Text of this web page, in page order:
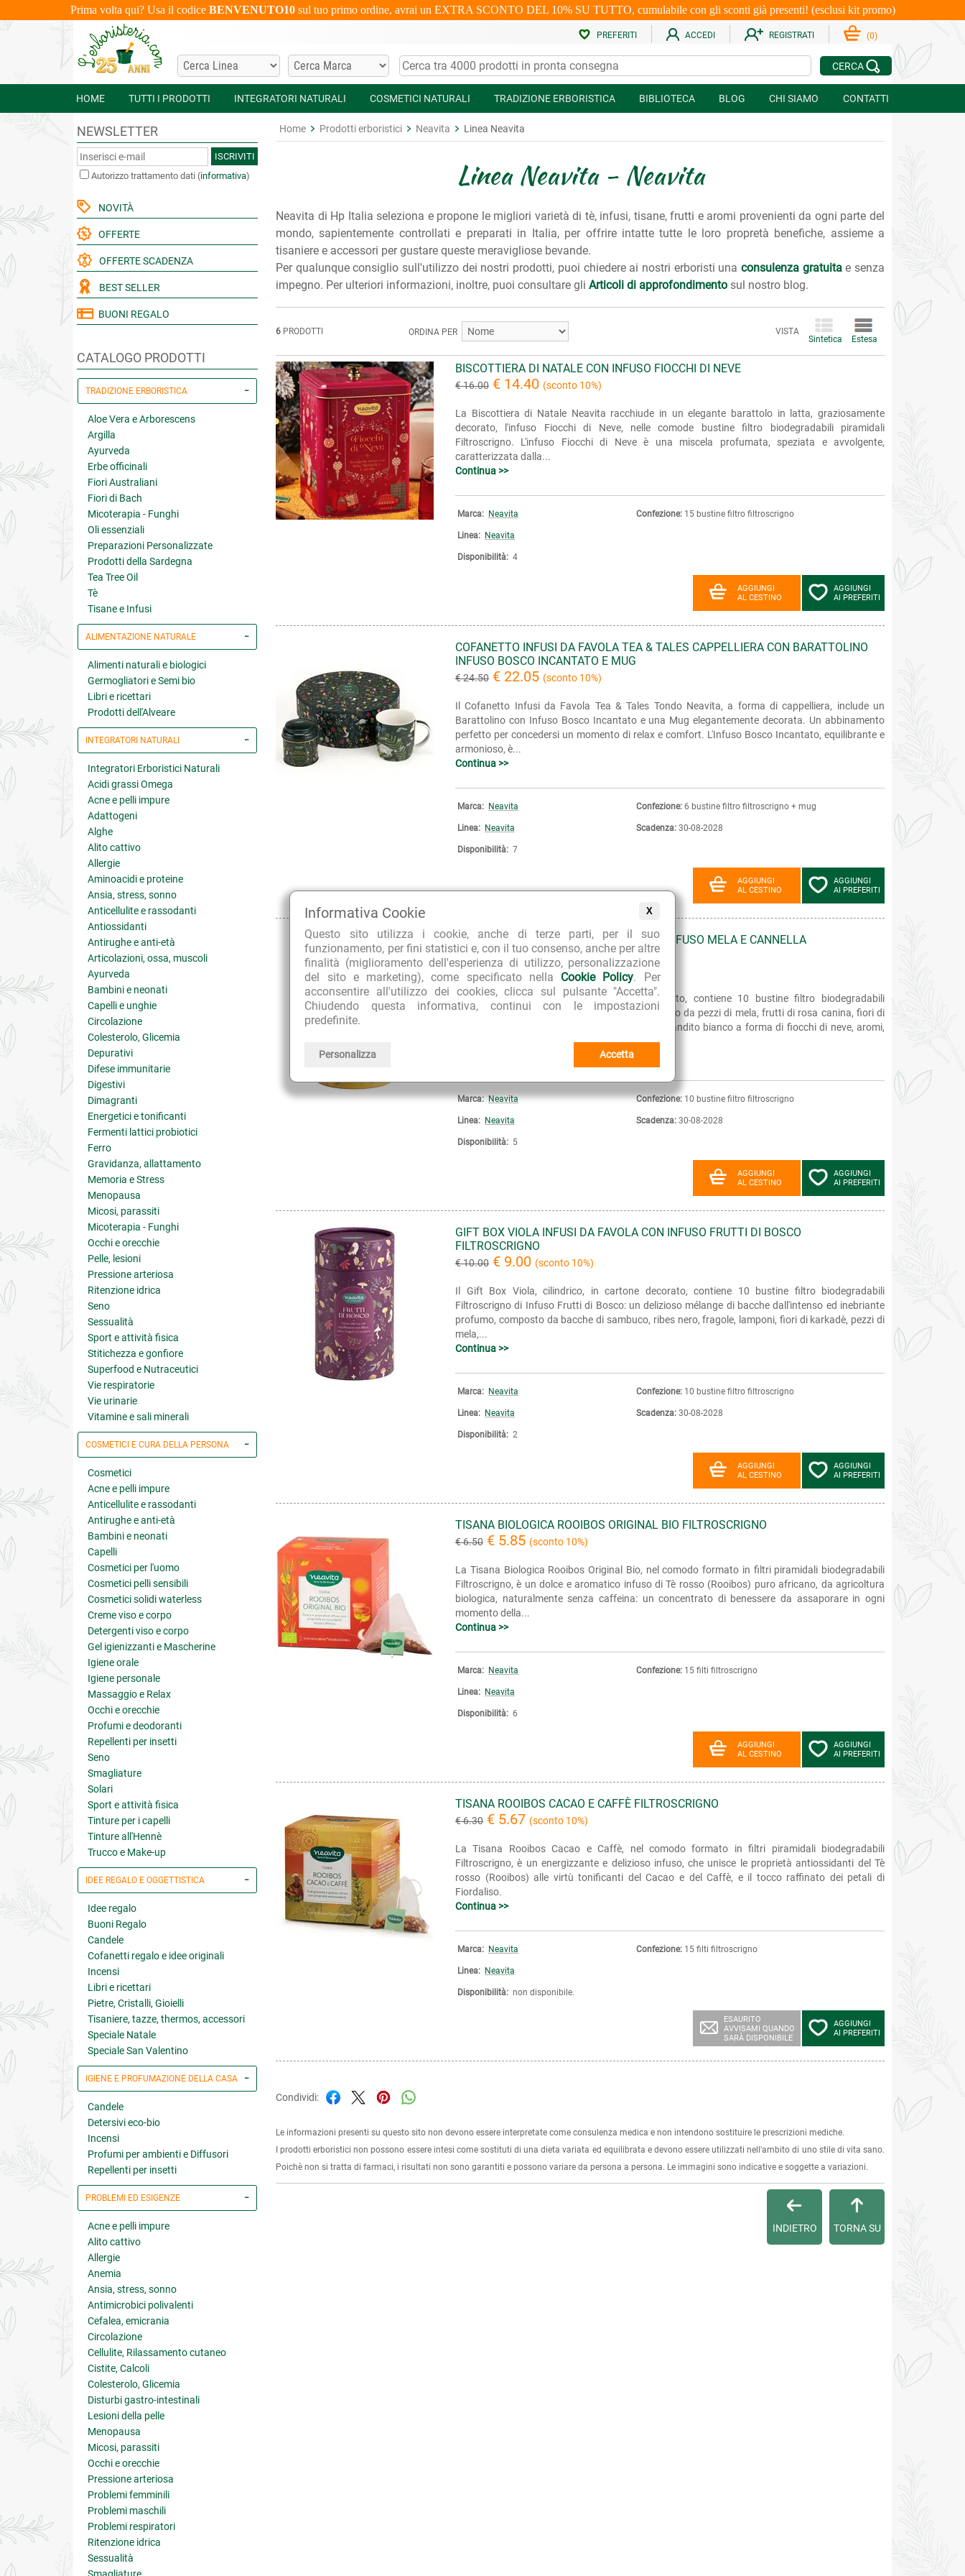
X
Informativa Cookie
Questo sito utilizza i cookie, anche di terze parti, per il suo
funzionamento, per fini statistici e, con il tuo consenso, anche per altre
finalità (miglioramento dell'esperienza di utilizzo, personalizzazione
del sito e marketing), come specificato nella Cookie Policy. Per
acconsentire all'utilizzo dei cookies, clicca sul pulsante "Accetta".
Chiudendo questa informativa, continui con le impostazioni
predefinite.
Personalizza Accetta
Prima volta qui? Usa il codice BENVENUTO10sul tuo primo ordine, avrai un EXTRA SCONTO DEL 10% SU TUTTO, cumulabile con gli sconti già presenti! (esclusi kit promo)
PREFERITI ACCEDI REGISTRATI (0)
CERCA
HOME TUTTI I PRODOTTI INTEGRATORI NATURALI COSMETICI NATURALI TRADIZIONE ERBORISTICA BIBLIOTECA BLOG CHI SIAMO CONTATTI
NEWSLETTER
ISCRIVITI
Autorizzo trattamento dati (informativa)
NOVITÀ
OFFERTE
OFFERTE SCADENZA
BEST SELLER
BUONI REGALO
CATALOGO PRODOTTI
TRADIZIONE ERBORISTICA
Aloe Vera e Arborescens
Argilla
Ayurveda
Erbe officinali
Fiori Australiani
Fiori di Bach
Micoterapia - Funghi
Oli essenziali
Preparazioni Personalizzate
Prodotti della Sardegna
Tea Tree Oil
Tè
Tisane e Infusi
ALIMENTAZIONE NATURALE
Alimenti naturali e biologici
Germogliatori e Semi bio
Libri e ricettari
Prodotti dell'Alveare
INTEGRATORI NATURALI
Integratori Erboristici Naturali
Acidi grassi Omega
Acne e pelli impure
Adattogeni
Alghe
Alito cattivo
Allergie
Aminoacidi e proteine
Ansia, stress, sonno
Anticellulite e rassodanti
Antiossidanti
Antirughe e anti-età
Articolazioni, ossa, muscoli
Ayurveda
Bambini e neonati
Capelli e unghie
Circolazione
Colesterolo, Glicemia
Depurativi
Difese immunitarie
Digestivi
Dimagranti
Energetici e tonificanti
Fermenti lattici probiotici
Ferro
Gravidanza, allattamento
Memoria e Stress
Menopausa
Micosi, parassiti
Micoterapia - Funghi
Occhi e orecchie
Pelle, lesioni
Pressione arteriosa
Ritenzione idrica
Seno
Sessualità
Sport e attività fisica
Stitichezza e gonfiore
Superfood e Nutraceutici
Vie respiratorie
Vie urinarie
Vitamine e sali minerali
COSMETICI E CURA DELLA PERSONA
Cosmetici
Acne e pelli impure
Anticellulite e rassodanti
Antirughe e anti-età
Bambini e neonati
Capelli
Cosmetici per l'uomo
Cosmetici pelli sensibili
Cosmetici solidi waterless
Creme viso e corpo
Detergenti viso e corpo
Gel igienizzanti e Mascherine
Igiene orale
Igiene personale
Massaggio e Relax
Occhi e orecchie
Profumi e deodoranti
Repellenti per insetti
Seno
Smagliature
Solari
Sport e attività fisica
Tinture per i capelli
Tinture all'Hennè
Trucco e Make-up
IDEE REGALO E OGGETTISTICA
Idee regalo
Buoni Regalo
Candele
Cofanetti regalo e idee originali
Incensi
Libri e ricettari
Pietre, Cristalli, Gioielli
Tisaniere, tazze, thermos, accessori
Speciale Natale
Speciale San Valentino
IGIENE E PROFUMAZIONE DELLA CASA
Candele
Detersivi eco-bio
Incensi
Profumi per ambienti e Diffusori
Repellenti per insetti
PROBLEMI ED ESIGENZE
Acne e pelli impure
Alito cattivo
Allergie
Anemia
Ansia, stress, sonno
Antimicrobici polivalenti
Cefalea, emicrania
Circolazione
Cellulite, Rilassamento cutaneo
Cistite, Calcoli
Colesterolo, Glicemia
Disturbi gastro-intestinali
Lesioni della pelle
Menopausa
Micosi, parassiti
Occhi e orecchie
Pressione arteriosa
Problemi femminili
Problemi maschili
Problemi respiratori
Ritenzione idrica
Sessualità
Home Prodotti erboristici Neavita Linea Neavita
Linea Neavita - Neavita
Neavita di Hp Italia seleziona e propone le migliori varietà di tè, infusi, tisane, frutti e aromi provenienti da ogni parte del
mondo, sapientemente controllati e preparati in Italia, per offrire intatte tutte le loro propretà benefiche, assieme a
tisaniere e accessori per gustare queste meravigliose bevande.
Per qualunque consiglio sull'utilizzo dei nostri prodotti, puoi chiedere ai nostri erboristi una consulenza gratuitae senza
impegno. Per ulteriori informazioni, inoltre, puoi consultare gli Articoli di approfondimento sul nostro blog.
6 PRODOTTI ORDINA PER VISTA
Sintetica Estesa
BISCOTTIERA DI NATALE CON INFUSO FIOCCHI DI NEVE
€ 16.00 € 14.40 (sconto 10%)
La Biscottiera di Natale Neavita racchiude in un elegante barattolo in latta, graziosamente
decorato, l'infuso Fiocchi di Neve, nelle comode bustine filtro biodegradabili piramidali
Filtroscrigno. L'infuso Fiocchi di Neve è una miscela profumata, speziata e avvolgente,
caratterizzata dalla...
Continua >>
Marca: Neavita
Linea: Neavita
Disponibilità: 4
Confezione: 15 bustine filtro filtroscrigno
AGGIUNGI
AL CESTINO
AGGIUNGI
AI PREFERITI
COFANETTO INFUSI DA FAVOLA TEA & TALES CAPPELLIERA CON BARATTOLINO
INFUSO BOSCO INCANTATO E MUG
€ 24.50 € 22.05 (sconto 10%)
Il Cofanetto Infusi da Favola Tea & Tales Tondo Neavita, a forma di cappelliera, include un
Barattolino con Infuso Bosco Incantato e una Mug elegantemente decorata. Un abbinamento
perfetto per concedersi un momento di relax e comfort. L'Infuso Bosco Incantato, equilibrante e
armonioso, è...
Continua >>
Marca: Neavita
Linea: Neavita
Disponibilità: 7
Confezione: 6 bustine filtro filtroscrigno + mug
Scadenza: 30-08-2028
AGGIUNGI
AL CESTINO
AGGIUNGI
AI PREFERITI
GIFT BOX OCRA INFUSI DA FAVOLA CON INFUSO MELA E CANNELLA
FILTROSCRIGNO
€ 10.00 € 9.00(sconto 10%)
Il Gift Box Ocra, cilindrico, in cartone decorato, contiene 10 bustine filtro biodegradabili
Filtroscrigno di Infuso Mela & Cannella, composto da pezzi di mela, frutti di rosa canina, fiori di
karkadè, cannella, scorze di arancia, zucchero candito bianco a forma di fiocchi di neve, aromi,
Marca: Neavita
Linea: Neavita
Disponibilità: 5
Confezione: 10 bustine filtro filtroscrigno
Scadenza: 30-08-2028
AGGIUNGI
AL CESTINO
AGGIUNGI
AI PREFERITI
GIFT BOX VIOLA INFUSI DA FAVOLA CON INFUSO FRUTTI DI BOSCO
FILTROSCRIGNO
€ 10.00 € 9.00 (sconto 10%)
Il Gift Box Viola, cilindrico, in cartone decorato, contiene 10 bustine filtro biodegradabili
Filtroscrigno di Infuso Frutti di Bosco: un delizioso mélange di bacche dall'intenso ed inebriante
profumo, composto da bacche di sambuco, ribes nero, fragole, lamponi, fiori di karkadè, pezzi di
mela,...
Continua >>
Marca: Neavita
Linea: Neavita
Disponibilità: 2
Confezione: 10 bustine filtro filtroscrigno
Scadenza: 30-08-2028
AGGIUNGI
AL CESTINO
AGGIUNGI
AI PREFERITI
TISANA BIOLOGICA ROOIBOS ORIGINAL BIO FILTROSCRIGNO
€ 6.50 € 5.85 (sconto 10%)
La Tisana Biologica Rooibos Original Bio, nel comodo formato in filtri piramidali biodegradabili
Filtroscrigno, è un dolce e aromatico infuso di Tè rosso (Rooibos) puro africano, da agricoltura
biologica, naturalmente senza caffeina: un concentrato di benessere da assaporare in ogni
momento della...
Continua >>
Marca: Neavita
Linea: Neavita
Disponibilità: 6
Confezione: 15 filti filtroscrigno
AGGIUNGI
AL CESTINO
AGGIUNGI
AI PREFERITI
TISANA ROOIBOS CACAO E CAFFÈ FILTROSCRIGNO
€ 6.30 € 5.67 (sconto 10%)
La Tisana Rooibos Cacao e Caffè, nel comodo formato in filtri piramidali biodegradabili
Filtroscrigno, è un energizzante e delizioso infuso, che unisce le proprietà antiossidanti del Tè
rosso (Rooibos) alle virtù tonificanti del Cacao e del Caffè, e il tocco raffinato dei petali di
Fiordaliso.
Continua >>
Marca: Neavita
Linea: Neavita
Disponibilità: non disponibile.
Confezione: 15 filti filtroscrigno
ESAURITO
AVVISAMI QUANDO
SARÀ DISPONIBILE
AGGIUNGI
AI PREFERITI
Condividi:
Le informazioni presenti su questo sito non devono essere interpretate come consulenza medica e non intendono sostituire le prescrizioni mediche.
I prodotti erboristici non possono essere intesi come sostituti di una dieta variata ed equilibrata e devono essere utilizzati nell'ambito di uno stile di vita sano.
Poichè non si tratta di farmaci, i risultati non sono garantiti e possono variare da persona a persona. Le immagini sono indicative e soggette a variazioni.
TORNA SU
INDIETRO